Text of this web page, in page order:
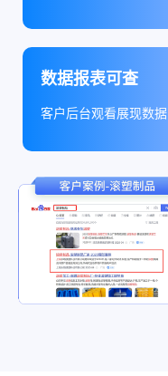
数据报表可查
客户后台观看展现数据